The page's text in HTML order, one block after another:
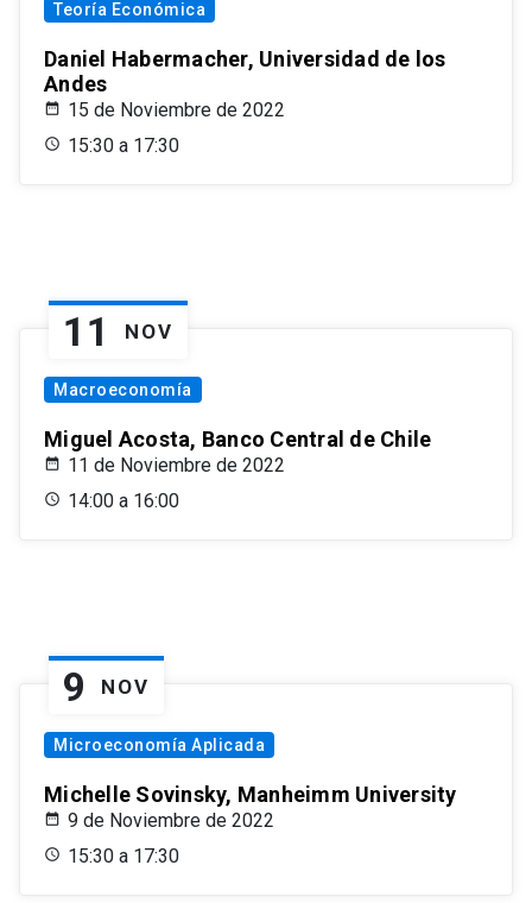
Teoría Económica
Daniel Habermacher, Universidad de los
Andes
15 de Noviembre de 2022
15:30 a 17:30
11 NOV
Macroeconomía
Miguel Acosta, Banco Central de Chile
11 de Noviembre de 2022
14:00 a 16:00
9 NOV
Microeconomía Aplicada
Michelle Sovinsky, Manheimm University
9 de Noviembre de 2022
15:30 a 17:30